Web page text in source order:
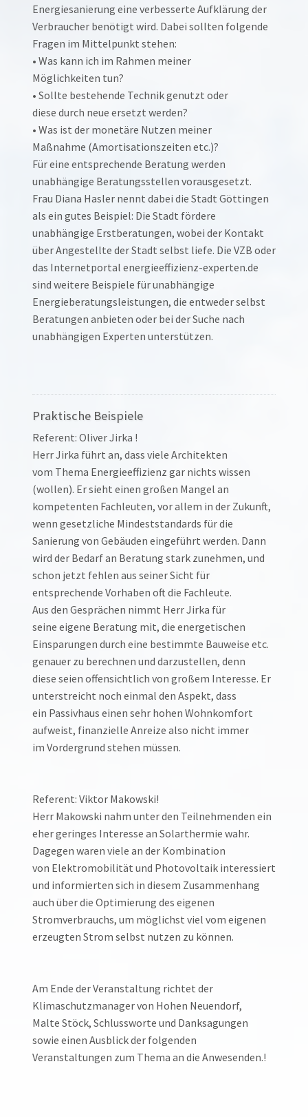
Energiesanierung eine verbesserte Aufklärung der
Verbraucher benötigt wird. Dabei sollten folgende
Fragen im Mittelpunkt stehen:
• Was kann ich im Rahmen meiner
Möglichkeiten tun?
• Sollte bestehende Technik genutzt oder
diese durch neue ersetzt werden?
• Was ist der monetäre Nutzen meiner
Maßnahme (Amortisationszeiten etc.)?
Für eine entsprechende Beratung werden
unabhängige Beratungsstellen vorausgesetzt.
Frau Diana Hasler nennt dabei die Stadt Göttingen
als ein gutes Beispiel: Die Stadt fördere
unabhängige Erstberatungen, wobei der Kontakt
über Angestellte der Stadt selbst liefe. Die VZB oder
das Internetportal energieeffizienz-experten.de
sind weitere Beispiele für unabhängige
Energieberatungsleistungen, die entweder selbst
Beratungen anbieten oder bei der Suche nach
unabhängigen Experten unterstützen.
Praktische Beispiele
Referent: Oliver Jirka !
Herr Jirka führt an, dass viele Architekten
vom Thema Energieeffizienz gar nichts wissen
(wollen). Er sieht einen großen Mangel an
kompetenten Fachleuten, vor allem in der Zukunft,
wenn gesetzliche Mindeststandards für die
Sanierung von Gebäuden eingeführt werden. Dann
wird der Bedarf an Beratung stark zunehmen, und
schon jetzt fehlen aus seiner Sicht für
entsprechende Vorhaben oft die Fachleute.
Aus den Gesprächen nimmt Herr Jirka für
seine eigene Beratung mit, die energetischen
Einsparungen durch eine bestimmte Bauweise etc.
genauer zu berechnen und darzustellen, denn
diese seien offensichtlich von großem Interesse. Er
unterstreicht noch einmal den Aspekt, dass
ein Passivhaus einen sehr hohen Wohnkomfort
aufweist, finanzielle Anreize also nicht immer
im Vordergrund stehen müssen.
Referent: Viktor Makowski!
Herr Makowski nahm unter den Teilnehmenden ein
eher geringes Interesse an Solarthermie wahr.
Dagegen waren viele an der Kombination
von Elektromobilität und Photovoltaik interessiert
und informierten sich in diesem Zusammenhang
auch über die Optimierung des eigenen
Stromverbrauchs, um möglichst viel vom eigenen
erzeugten Strom selbst nutzen zu können.
Am Ende der Veranstaltung richtet der
Klimaschutzmanager von Hohen Neuendorf,
Malte Stöck, Schlussworte und Danksagungen
sowie einen Ausblick der folgenden
Veranstaltungen zum Thema an die Anwesenden.!